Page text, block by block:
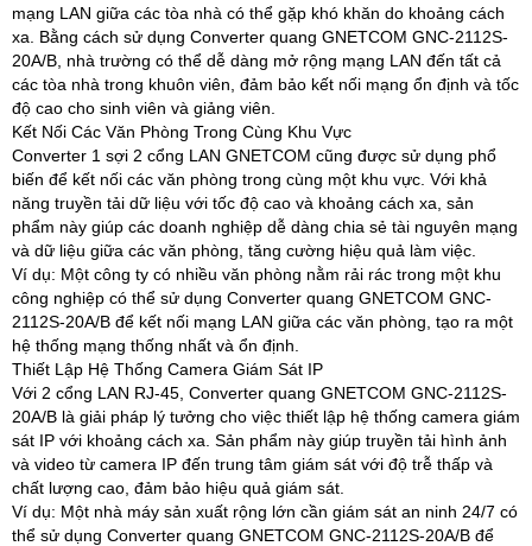
mạng LAN giữa các tòa nhà có thể gặp khó khăn do khoảng cách
xa. Bằng cách sử dụng Converter quang GNETCOM GNC-2112S-
20A/B, nhà trường có thể dễ dàng mở rộng mạng LAN đến tất cả
các tòa nhà trong khuôn viên, đảm bảo kết nối mạng ổn định và tốc
độ cao cho sinh viên và giảng viên.
Kết Nối Các Văn Phòng Trong Cùng Khu Vực
Converter 1 sợi 2 cổng LAN GNETCOM cũng được sử dụng phổ
biến để kết nối các văn phòng trong cùng một khu vực. Với khả
năng truyền tải dữ liệu với tốc độ cao và khoảng cách xa, sản
phẩm này giúp các doanh nghiệp dễ dàng chia sẻ tài nguyên mạng
và dữ liệu giữa các văn phòng, tăng cường hiệu quả làm việc.
Ví dụ: Một công ty có nhiều văn phòng nằm rải rác trong một khu
công nghiệp có thể sử dụng Converter quang GNETCOM GNC-
2112S-20A/B để kết nối mạng LAN giữa các văn phòng, tạo ra một
hệ thống mạng thống nhất và ổn định.
Thiết Lập Hệ Thống Camera Giám Sát IP
Với 2 cổng LAN RJ-45, Converter quang GNETCOM GNC-2112S-
20A/B là giải pháp lý tưởng cho việc thiết lập hệ thống camera giám
sát IP với khoảng cách xa. Sản phẩm này giúp truyền tải hình ảnh
và video từ camera IP đến trung tâm giám sát với độ trễ thấp và
chất lượng cao, đảm bảo hiệu quả giám sát.
Ví dụ: Một nhà máy sản xuất rộng lớn cần giám sát an ninh 24/7 có
thể sử dụng Converter quang GNETCOM GNC-2112S-20A/B để